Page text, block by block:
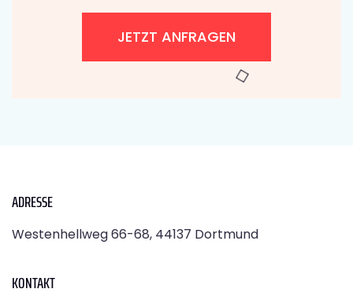
JETZT ANFRAGEN
ADRESSE
Westenhellweg 66-68, 44137 Dortmund
KONTAKT